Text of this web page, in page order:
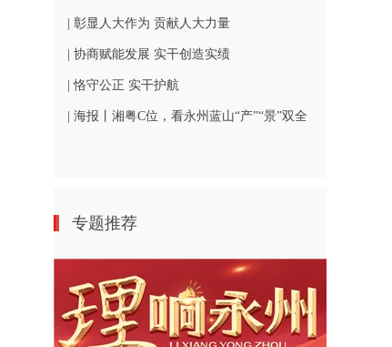
| 彰显人大作为 贡献人大力量
| 协商赋能发展 实干创造实绩
| 恪守公正 实干护航
| 海报丨湘粤C位，看永州蓝山“产”“景”双全
专题推荐